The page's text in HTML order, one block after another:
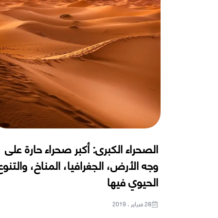
الصحراء الكبرى: أكبر صحراء حارة على
وجه الأرض، الجغرافيا، المناخ،
الحيوي فيها
28 فبراير ، 2019